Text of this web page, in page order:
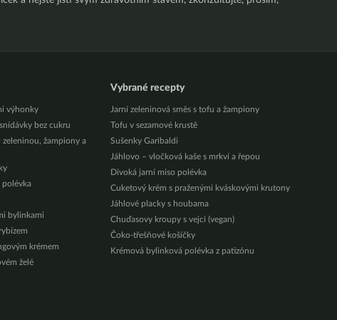
výhonky
bez cukru
žampiony a
bylinkami
krémem
želé
Vybrané recepty
Jarní zeleninová směs s tofu a žampiony
Tofu v sezamové krustě
Sušenky Garibaldi
Jáhlovo – vločková kaše s mrkví a řepou
Divoká jarní miso polévka
Cuketový krém s praženými kváskovými krutony
Jáhlové placky s houbama
Chuďasovy kroupy s vejci (vegan)
Čoko-třešňové košíčky
Krémová bylinková polévka z patizónu